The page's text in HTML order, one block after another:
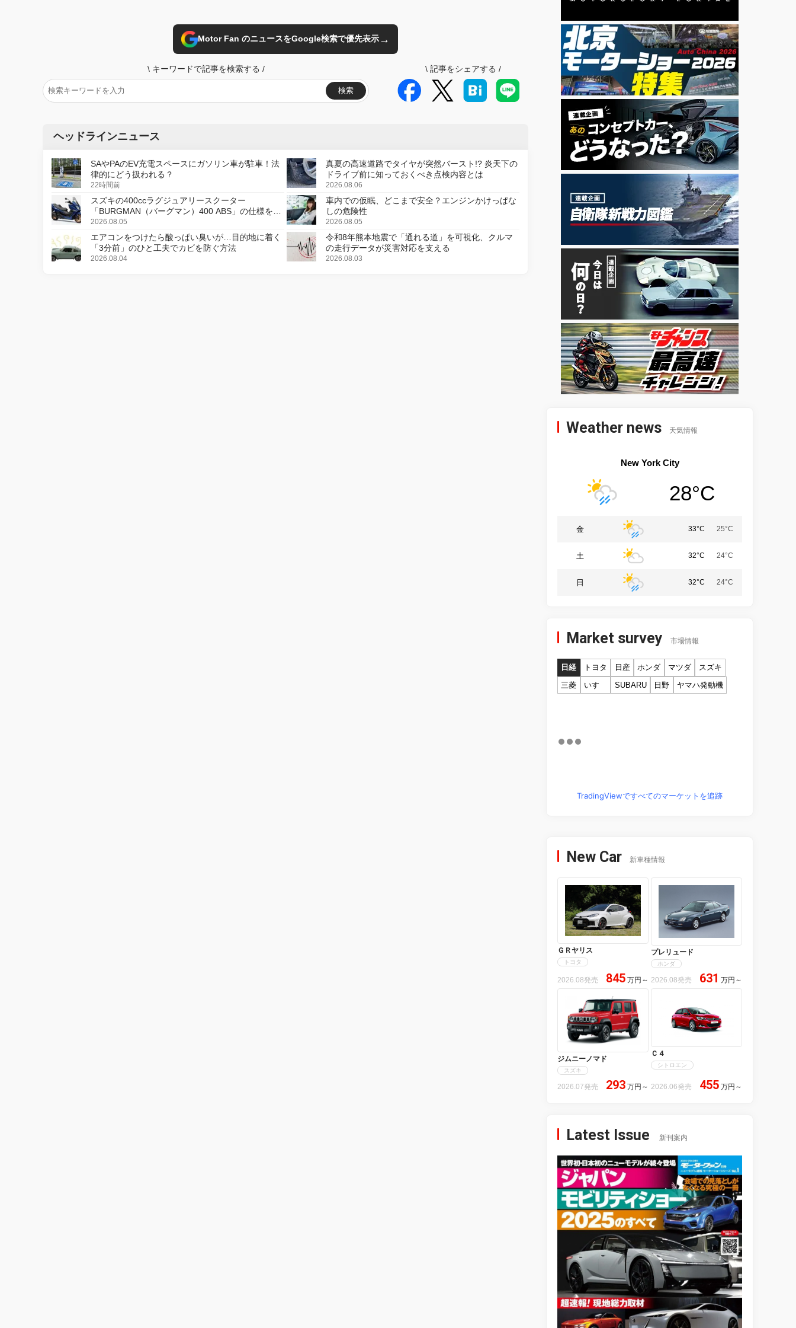
Motor Fan のニュースをGoogle検索で優先表示→
\ キーワードで記事を検索する /
検索
\ 記事をシェアする /
ヘッドラインニュース
SAやPAのEV充電スペースにガソリン車が駐車！法
律的にどう扱われる？
22時間前
真夏の高速道路でタイヤが突然バースト!? 炎天下の
ドライブ前に知っておくべき点検内容とは
2026.08.06
スズキの400ccラグジュアリースクーター
「BURGMAN（バーグマン）400 ABS」の仕様を変
更し、8月18日に発売
2026.08.05
車内での仮眠、どこまで安全？エンジンかけっぱな
しの危険性
2026.08.05
エアコンをつけたら酸っぱい臭いが…目的地に着く
「3分前」のひと工夫でカビを防ぐ方法
2026.08.04
令和8年熊本地震で「通れる道」を可視化、クルマ
の走行データが災害対応を支える
2026.08.03
Weather news 天気情報
New York City
28°C
金 33°C 25°C
土 32°C 24°C
日 32°C 24°C
Market survey 市場情報
日経 トヨタ 日産 ホンダ マツダ
スズキ
三菱
いすゞ SUBARU 日野 ヤマハ発動機
TradingViewですべてのマーケットを追跡
New Car 新車種情報
ＧＲヤリス
トヨタ
2026.08発売 845 万円 ～
プレリュード
ホンダ
2026.08発売 631 万円 ～
ジムニーノマド
スズキ
2026.07発売 293 万円 ～
Ｃ４
シトロエン
2026.06発売 455 万円 ～
Latest Issue 新刊案内